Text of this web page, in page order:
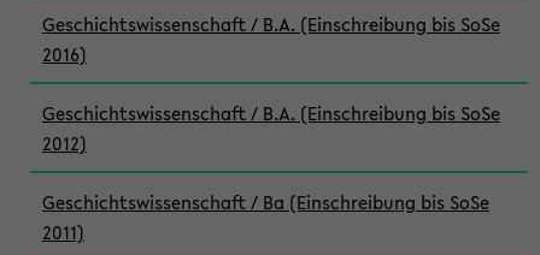
Geschichtswissenschaft / B.A. (Einschreibung bis SoSe
2016)
Geschichtswissenschaft / B.A. (Einschreibung bis SoSe
2012)
Geschichtswissenschaft / Ba (Einschreibung bis SoSe
2011)